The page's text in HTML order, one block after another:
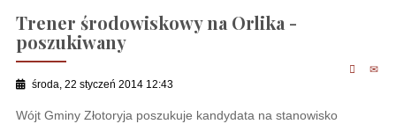
Trener środowiskowy na Orlika -
poszukiwany
środa, 22 styczeń 2014 12:43
Wójt Gminy Złotoryja poszukuje kandydata na stanowisko